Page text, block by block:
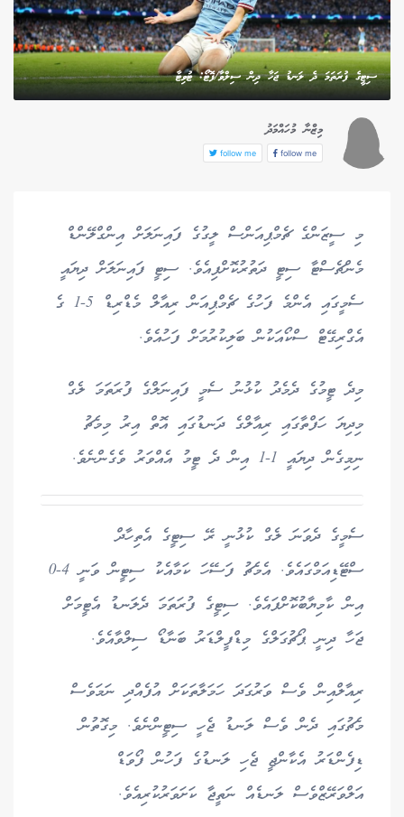
ސިޓީގެ ފުރަތަމަ ދެ ލަނޑު ޖަހާ ދިން ސިލްވާ/ފޮޓޯ: ޓުވިޓާ
މިޒްނާ މުހައްމަދު
follow me
follow me
މި ސީޒަންގެ ޗެމްޕިއަންސް ލީގުގެ ފައިނަލަށް އިންގްލޭންޑް
މެންޗެސްޓާ ސިޓީ ދަތުރުކޮށްފިއެވެ. ސިޓީ ފައިނަލަށް ދިޔައީ
ސެމީގައި އެންމެ ފަހުގެ ޗެމްޕިއަން ރިއާލް މެޑްރިޑް 5-1 ގެ
އެގްރިގޭޓް ސްކޯއަކުން ބަލިކުރުމަށް ފަހުއެވެ.
މިދެ ޓީމުގެ ދެމެދު ކުޅުނު ސެމީ ފައިނަލްގެ ފުރަތަމަ ލެގް
މިދިޔަ ހަފްތާގައި ރިއާލްގެ ދަނޑުގައި އޮތް އިރު މިމެޗު
ނިމިގެން ދިޔައީ 1-1 އިން ދެ ޓީމު އެއްވަރު ވެގެންނެވެ.
ސެމީގެ ދެވަނަ ލެގް ކުޅުނީ ރޭ ސިޓީގެ އެތިހާދް
ސްޓޭޑިއަމްގައެވެ. އެމެޗު ފަސޭހަ ކަމާއެކު ސިޓީން ވަނީ 4-0
އިން ކާމިޔާބުކޮށްފައެވެ. ސިޓީގެ ފުރަތަމަ ދެލަނޑު އެޓީމަށް
ޖަހާ ދިނީ ޕޯޗުގަލްގެ މިޑްފީލްޑަރު ބަނާޑޯ ސިލްވާއެވެ.
ރިއާލްއިން ވެސް ވަރުގަދަ ހަމަލާތަކަށް އުފެއްދި ނަމަވެސް
މެޗުގައި ދެން ވެސް ލަނޑު ޖެހީ ސިޓީންނެވެ. މިގޮތުން
ޑިފެންޑަރު އެކާންޖީ ޖެހި ލަނޑުގެ ފަހުން ފޯވަޑް
އަލްވަރޭޒްވެސް ލަނޑެއް ނަތީޖާ ކަށަވަރުކުރިއެވެ.